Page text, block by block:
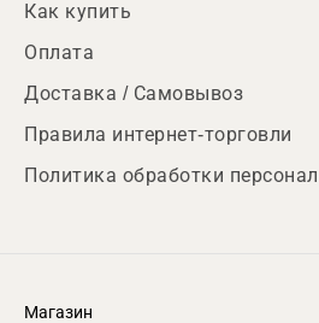
Как купить
Оплата
Доставка / Самовывоз
Правила интернет-торговли
Политика обработки
Магазин